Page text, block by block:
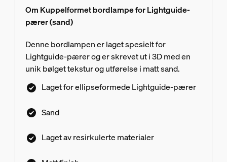
Om Kuppelformet bordlampe for Lightguide-
pærer (sand)
Denne bordlampen er laget spesielt for
Lightguide-pærer og er skrevet ut i 3D med en
unik bølget tekstur og utførelse i matt sand.
Laget for ellipseformede Lightguide-pærer
Sand
Laget av resirkulerte materialer